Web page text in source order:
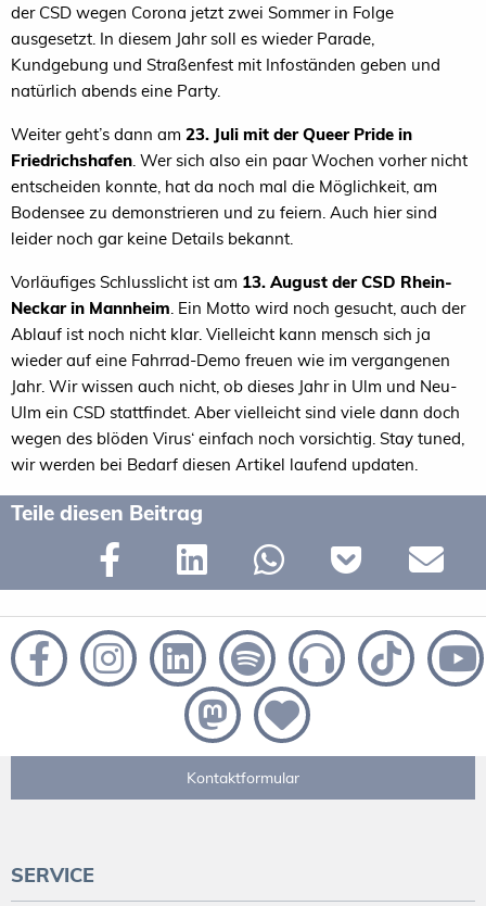
der CSD wegen Corona jetzt zwei Sommer in Folge
ausgesetzt. In diesem Jahr soll es wieder Parade,
Kundgebung und Straßenfest mit Infoständen geben und
natürlich abends eine Party.
Weiter geht’s dann am 23. Juli mit der Queer Pride in
Friedrichshafen . Wer sich also ein paar Wochen vorher nicht
entscheiden konnte, hat da noch mal die Möglichkeit, am
Bodensee zu demonstrieren und zu feiern. Auch hier sind
leider noch gar keine Details bekannt.
Vorläufiges Schlusslicht ist am 13. August der CSD Rhein-
Neckar in Mannheim . Ein Motto wird noch gesucht, auch der
Ablauf ist noch nicht klar. Vielleicht kann mensch sich ja
wieder auf eine Fahrrad-Demo freuen wie im vergangenen
Jahr. Wir wissen auch nicht, ob dieses Jahr in Ulm und Neu-
Ulm ein CSD stattfindet. Aber vielleicht sind viele dann doch
wegen des blöden Virus‘ einfach noch vorsichtig. Stay tuned,
wir werden bei Bedarf diesen Artikel laufend updaten.
Teile diesen Beitrag
Kontaktformular
SERVICE